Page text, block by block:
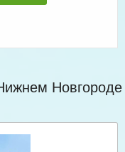
Новгороде